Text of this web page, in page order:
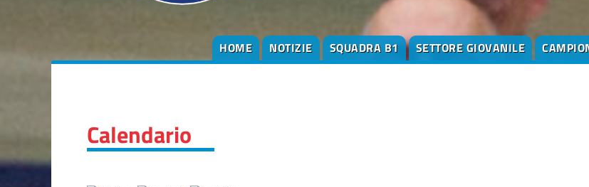
HOME NOTIZIE SQUADRA B1 SETTORE GIOVANILE
Calendario